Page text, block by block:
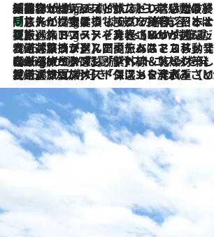
1 Hour Ago
「荷物が増えるほど旅ストレスは増す」美容ジャーナリストがたどり着いた最終結論。“化粧品を劇的に減らす”感動の凝縮美容とは
1 Hour Ago
「旅先には金髪ウィッグを持参」日本と同じメイクでは損してる!? 美容ジャーナリストが提案する“掟破りの旅美容”とは
1 Hour Ago
【厳選旅コスメ】「身軽さ＆UV対策重視！」ヘアアーティストshucoが選んだ夏旅ベストコスメを発表【Mサイズジップ】
2026.8.5
【厳選旅コスメ】国内をあちこち移動する河井菜摘が選んだ夏旅ベストコスメ発表！「リラックスアイテムはマスト」【Mサイズジップ】
2026.8.4
【厳選旅コスメ】「紫外線＆乾燥対策しながらメイク感も！」ヘア＆メイクGeorgeが選んだ夏旅ベストコスメを発表！【Mサイズジップ】
2026.8.3
【厳選旅コスメ】「保湿もタイパ重視！」“サウナ好き”タレント清水みさとが愛用する夏旅ベストコスメを発表！【Mサイズジップ】